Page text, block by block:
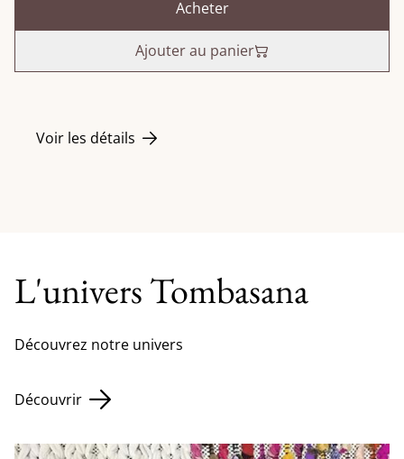
Acheter
Ajouter au panier
Voir les détails
L'univers Tombasana
Découvrez notre univers
Découvrir